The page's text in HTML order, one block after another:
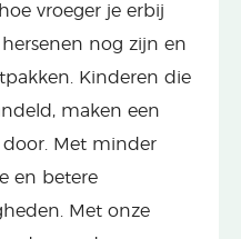
vroeger je erbij
nog zijn en
Kinderen die
maken een
Met minder
en betere
Met onze